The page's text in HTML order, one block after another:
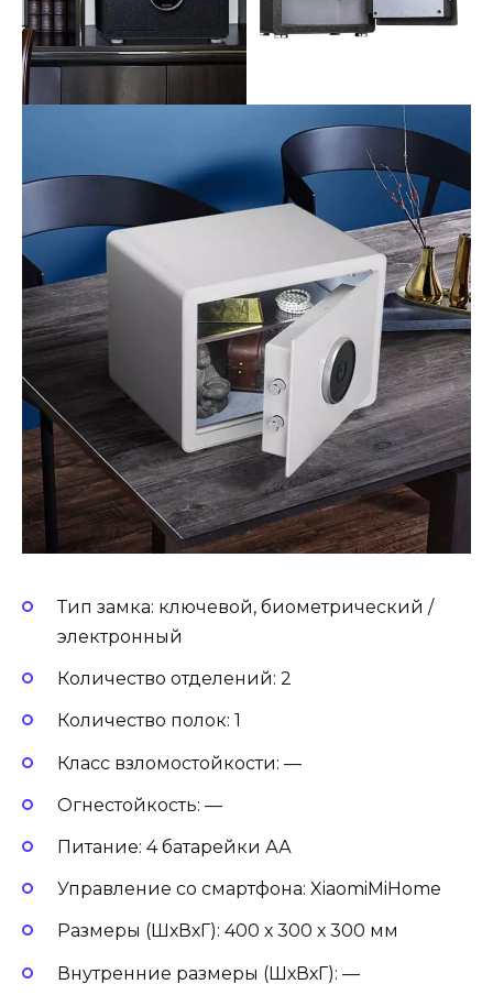
Тип замка: ключевой, биометрический /
электронный
Количество отделений: 2
Количество полок: 1
Класс взломостойкости: —
Огнестойкость: —
Питание: 4 батарейки АА
Управление со смартфона: XiaomiMiHome
Размеры (ШхВхГ): 400 х 300 х 300 мм
Внутренние размеры (ШхВхГ): —